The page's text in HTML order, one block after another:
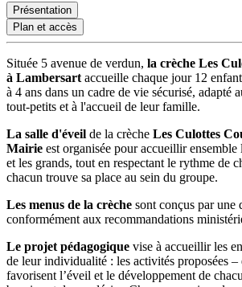
Présentation
Plan et accès
Située 5 avenue de verdun, la crèche Les
à Lambersart accueille chaque jour 12
à 4 ans dans un cadre de vie sécurisé, adapté
tout-petits et à l'accueil de leur famille.
La salle d'éveil de la crèche Les Culottes
Mairie est organisée pour accueillir ensemble
et les grands, tout en respectant le rythme de
chacun trouve sa place au sein du groupe.
Les menus de la crèche sont conçus par une
conformément aux recommandations
Le projet pédagogique vise à accueillir les
de leur individualité : les activités proposées –
favorisent l’éveil et le développement de